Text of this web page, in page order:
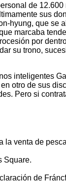
de
sus
hyung, que se
marcaba
por
su trono,
inteligentes
otro de sus
Pero si
la venta de
Square.
de